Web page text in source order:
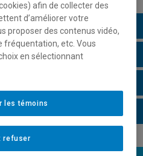
afin de collecter des
d’améliorer votre
proposer des contenus vidéo,
fréquentation, etc. Vous
en sélectionnant
refuser
les témoins